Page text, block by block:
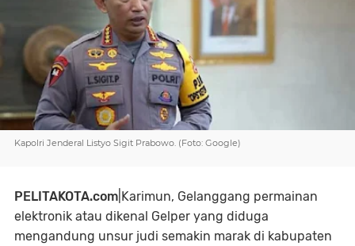
Kapolri Jenderal Listyo Sigit Prabowo. (Foto: Google)
PELITAKOTA.com |Karimun, Gelanggang permainan
elektronik atau dikenal Gelper yang diduga
mengandung unsur judi semakin marak di kabupaten